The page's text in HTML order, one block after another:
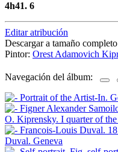
4h41. 6
Editar atribución
Descargar a tamaño
Pintor: Orest Adamovich
Navegación del álbum: